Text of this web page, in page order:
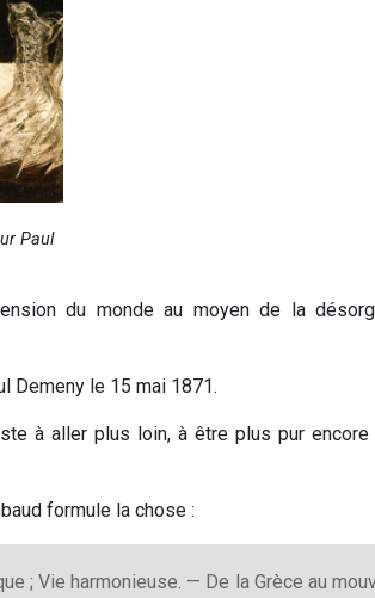
Paul
du monde au moyen de la
Demeny le 15 mai 1871.
à aller plus loin, à être plus pur encore
formule la chose :
; Vie harmonieuse. — De la Grèce au